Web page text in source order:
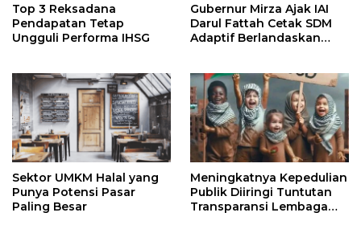
Top 3 Reksadana
Pendapatan Tetap
Ungguli Performa IHSG
Gubernur Mirza Ajak IAI
Darul Fattah Cetak SDM
Adaptif Berlandaskan
Sektor UMKM Halal yang
Punya Potensi Pasar
Paling Besar
Meningkatnya Kepedulian
Publik Diiringi Tuntutan
Transparansi Lembaga